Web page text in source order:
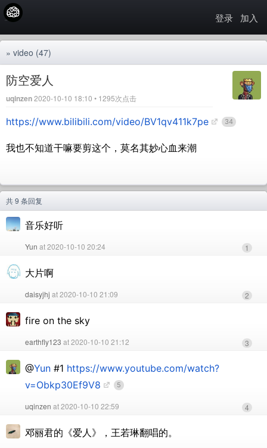
登录 加入
» video (47)
防空爱人
uqinzen2020-10-10 18:10 • 1295次点击
https://www.bilibili.com/video/BV1qv411k7pe 34
我也不知道干嘛要剪这个，莫名其妙心血来潮
共 9 条回复
音乐好听
Yun at 2020-10-10 20:24 1
大片啊
daisyjhj at 2020-10-10 21:09 2
fire on the sky
earthfly123 at 2020-10-10 21:12 3
@Yun #1 https://www.youtube.com/watch?
v=Obkp30Ef9V8
5
uqinzen at 2020-10-10 22:59 4
邓丽君的《爱人》，王若琳翻唱的。